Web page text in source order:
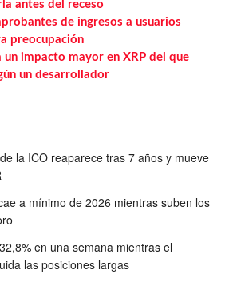
antes del receso
de ingresos a usuarios
preocupación
un impacto mayor en XRP del que
un desarrollador
la ICO reaparece tras 7 años y mueve
a mínimo de 2026 mientras suben los
en una semana mientras el
las posiciones largas